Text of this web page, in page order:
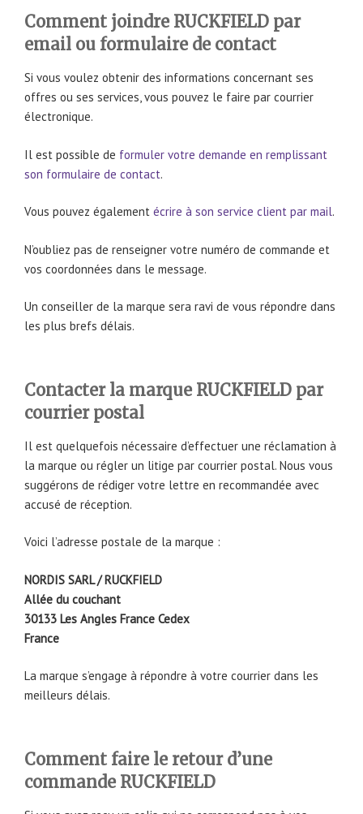
Comment joindre RUCKFIELD par
email ou formulaire de contact
Si vous voulez obtenir des informations concernant ses
offres ou ses services, vous pouvez le faire par courrier
électronique.
Il est possible de formuler votre demande en remplissant
son formulaire de contact.
Vous pouvez également écrire à son service client par mail.
N’oubliez pas de renseigner votre numéro de commande et
vos coordonnées dans le message.
Un conseiller de la marque sera ravi de vous répondre dans
les plus brefs délais.
Contacter la marque RUCKFIELD par
courrier postal
Il est quelquefois nécessaire d’effectuer une réclamation à
la marque ou régler un litige par courrier postal. Nous vous
suggérons de rédiger votre lettre en recommandée avec
accusé de réception.
Voici l’adresse postale de la marque :
NORDIS SARL / RUCKFIELD
Allée du couchant
30133 Les Angles France Cedex
France
La marque s’engage à répondre à votre courrier dans les
meilleurs délais.
Comment faire le retour d’une
commande RUCKFIELD